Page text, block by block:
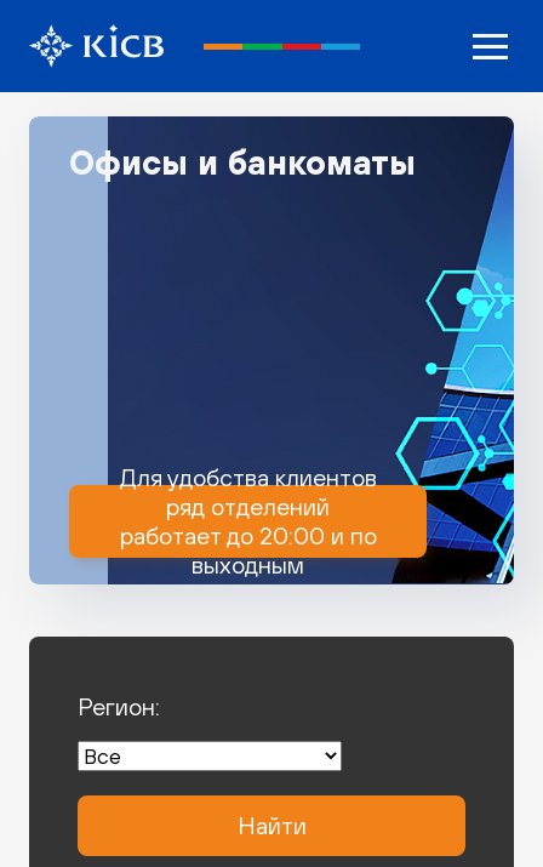
Офисы и банкоматы
Для удобства клиентов
ряд отделений
работает до 20:00 и по
выходным
Регион:
Найти